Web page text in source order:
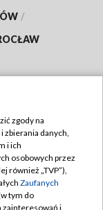
/
zgody na
zbierania danych,
i ich
osobowych przez
również „TVP”),
Zaufanych
tym do
zainteresowań i